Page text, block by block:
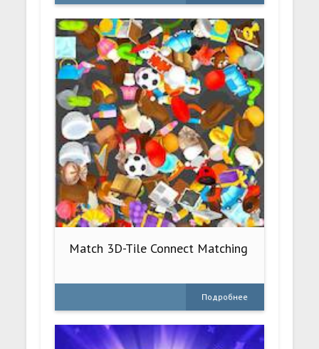
Match 3D-Tile Connect Matching
Подробнее